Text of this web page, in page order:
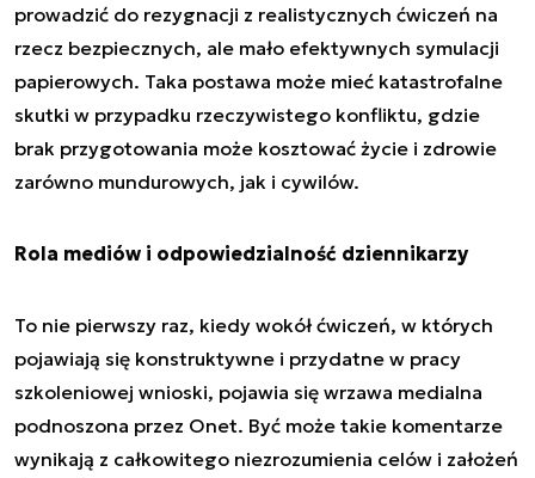
prowadzić do rezygnacji z realistycznych ćwiczeń na
rzecz bezpiecznych, ale mało efektywnych symulacji
papierowych. Taka postawa może mieć katastrofalne
skutki w przypadku rzeczywistego konfliktu, gdzie
brak przygotowania może kosztować życie i zdrowie
zarówno mundurowych, jak i cywilów.
Rola mediów i odpowiedzialność dziennikarzy
To nie pierwszy raz, kiedy wokół ćwiczeń, w których
pojawiają się konstruktywne i przydatne w pracy
szkoleniowej wnioski, pojawia się wrzawa medialna
podnoszona przez Onet. Być może takie komentarze
wynikają z całkowitego niezrozumienia celów i założeń